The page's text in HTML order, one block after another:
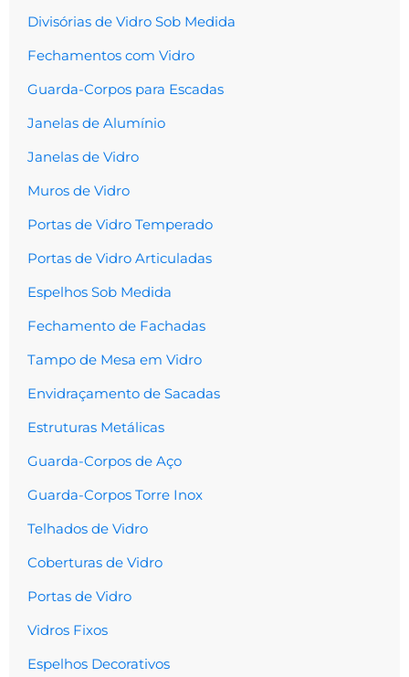
Divisórias de Vidro Sob Medida
Fechamentos com Vidro
Guarda-Corpos para Escadas
Janelas de Alumínio
Janelas de Vidro
Muros de Vidro
Portas de Vidro Temperado
Portas de Vidro Articuladas
Espelhos Sob Medida
Fechamento de Fachadas
Tampo de Mesa em Vidro
Envidraçamento de Sacadas
Estruturas Metálicas
Guarda-Corpos de Aço
Guarda-Corpos Torre Inox
Telhados de Vidro
Coberturas de Vidro
Portas de Vidro
Vidros Fixos
Espelhos Decorativos